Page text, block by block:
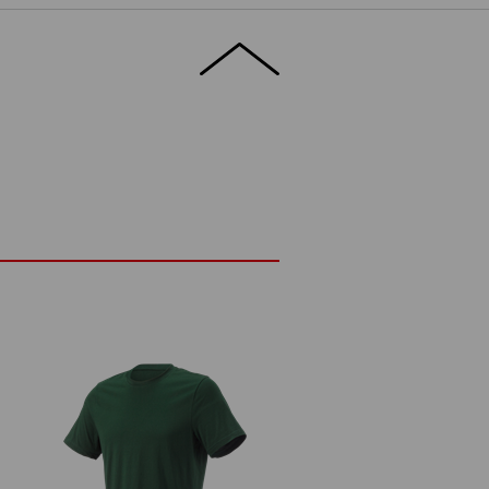
att utsättas för hårt slitage; briljerarmed
Varmt strykjärn